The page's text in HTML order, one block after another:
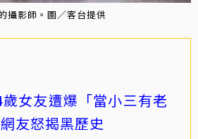
攝影師。圖／客台提供
女友遭爆「當小三有老
友怒揭黑歷史